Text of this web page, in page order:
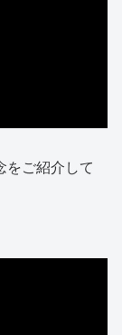
をご紹介して